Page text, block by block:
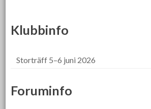
Klubbinfo
Storträff 5–6 juni 2026
Foruminfo